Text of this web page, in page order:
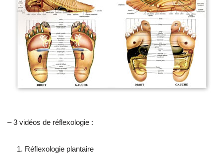
– 3 vidéos de réflexologie :
Réflexologie plantaire